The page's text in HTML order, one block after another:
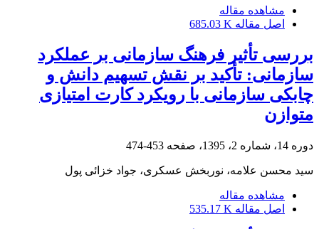
مشاهده مقاله
اصل مقاله 685.03 K
بررسی تأثیر فرهنگ سازمانی بر عملکرد
سازمانی: تأکید بر نقش تسهیم دانش و
چابکی سازمانی با رویکرد کارت امتیازی
متوازن
دوره 14، شماره 2، 1395، صفحه 453-474
سید محسن علامه، نوربخش عسکری، جواد خزائی پول
مشاهده مقاله
اصل مقاله 535.17 K